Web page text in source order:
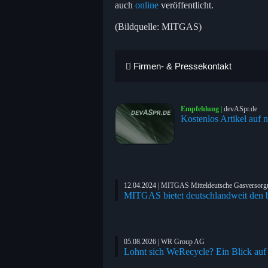
auch online veröffentlicht.
(Bildquelle: MITGAS)
Firmen- & Pressekontakt
Empfehlung | devASpr.de
Kostenlos Artikel auf
12.04.2024 | MITGAS Mitteldeutsche
MITGAS bietet deutschlandweit den
05.08.2026 | WR Group AG
Lohnt sich WeRecycle? Ein Blick